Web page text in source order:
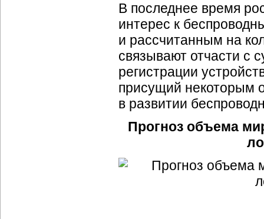
В последнее время
интерес к
и рассчитанным на
связывают отчасти с
регистрации
присущий некоторым
в развитии
Прогноз объема